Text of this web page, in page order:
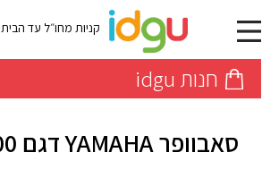
קניות מחו״ל עד הבית
חנות idgu
סאבוופר YAMAHA דגם NSSW100